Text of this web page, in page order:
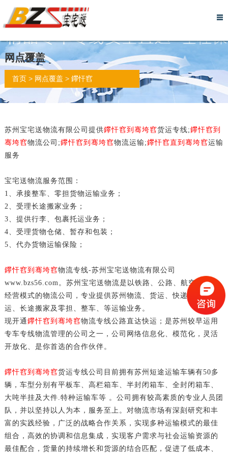
网
站
首
页
关
于
我
们
物
流
资
讯
服
务
流
程
行
李
托
运
实
力
展
示
物
流
报
价
仓
储
托
管
留
言
反
馈
诚
信
档
案
联
系
我
们
网点覆盖
首页 >网点覆盖 > 鑻忓窞
苏州宝宅送物流有限公司提供鑻忓窞到骞垮窞货运专线;鑻忓窞到
骞垮窞物流公司;鑻忓窞到骞垮窞物流运输;鑻忓窞直到骞垮窞运输
服务
宝宅送物流服务范围：
1、承接整车、零担货物运输业务；
2、受理长途搬家业务；
3、提供行李、包裹托运业务；
4、受理货物仓储、暂存和包装；
5、代办货物运输保险；
鑻忓窞到骞垮窞物流专线-苏州宝宅送物流有限公司
www.bzs56.com。苏州宝宅送物流是以铁路、公路、航空为一体
经营模式的物流公司，专业提供苏州物流、货运、快递、行李托
运、长途搬家及零担、整车、等运输业务。
现开通 鑻忓窞到骞垮窞物流专线公路直达快运；是苏州较早运用
专车专线物流管理的公司之一，公司网络信息化、模范化，灵活
开放化、是你首选的合作伙伴。
鑻忓窞到骞垮窞货运专线公司目前拥有苏州短途运输车辆有50多
辆，车型分别有平板车、高栏箱车、半封闭箱车、全封闭箱车、
大吨半挂及大件.特种运输车等 。公司拥有较高素质的专业人员团
队，并以坚持以人为本，服务至上。对物流市场有深刻研究和丰
富的实践经验，广泛的战略合作关系，实现多种运输模式的最佳
组合，高效的协调和信息集成，实现客户需求与社会运输资源的
最佳配合，货量的持续增长和货源的结合匹配，促进了低成本、